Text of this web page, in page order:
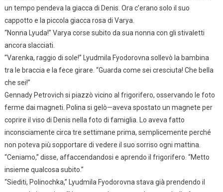
un tempo pendeva la giacca di Denis. Ora c’erano solo il suo
cappotto e la piccola giacca rosa di Varya.
“Nonna Lyuda!” Varya corse subito da sua nonna con gli stivaletti
ancora slacciati.
“Varenka, raggio di sole!” Lyudmila Fyodorovna sollevò la bambina
tra le braccia e la fece girare. “Guarda come sei cresciuta! Che bella
che sei!”
Gennady Petrovich si piazzò vicino al frigorifero, osservando le foto
ferme dai magneti. Polina si gelò—aveva spostato un magnete per
coprire il viso di Denis nella foto di famiglia. Lo aveva fatto
inconsciamente circa tre settimane prima, semplicemente perché
non poteva più sopportare di vedere il suo sorriso ogni mattina.
“Ceniamo,” disse, affaccendandosi e aprendo il frigorifero. “Metto
insieme qualcosa subito.”
“Siediti, Polinochka,” Lyudmila Fyodorovna stava già prendendo il